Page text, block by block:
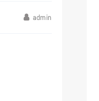
admin